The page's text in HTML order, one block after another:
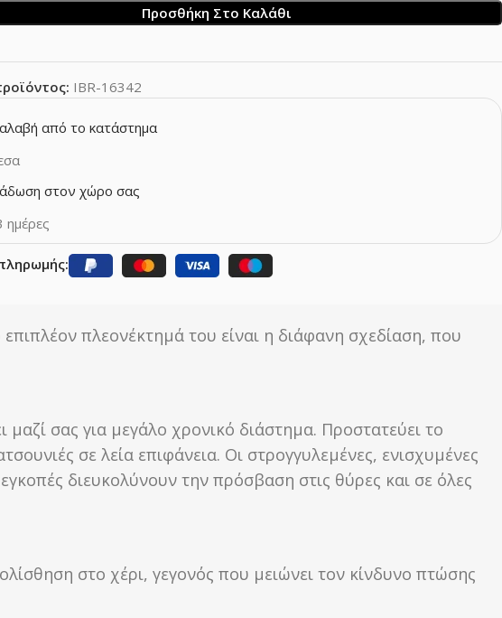
Προσθήκη Στο Καλάθι
IBR-16342
από το κατάστημα
στον χώρο σας
ημέρες
πλεονέκτημά του είναι η διάφανη σχεδίαση, που
σας για μεγάλο χρονικό διάστημα. Προστατεύει το
σε λεία επιφάνεια. Οι στρογγυλεμένες, ενισχυμένες
διευκολύνουν την πρόσβαση στις θύρες και σε όλες
στο χέρι, γεγονός που μειώνει τον κίνδυνο πτώσης